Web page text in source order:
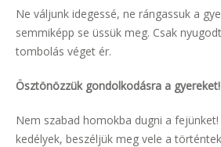
Ne váljunk idegessé, ne rángassuk a
semmiképp se üssük meg. Csak
tombolás véget ér.
Ösztönözzük gondolkodásra a gyereket!
Nem szabad homokba dugni a
kedélyek, beszéljük meg vele a